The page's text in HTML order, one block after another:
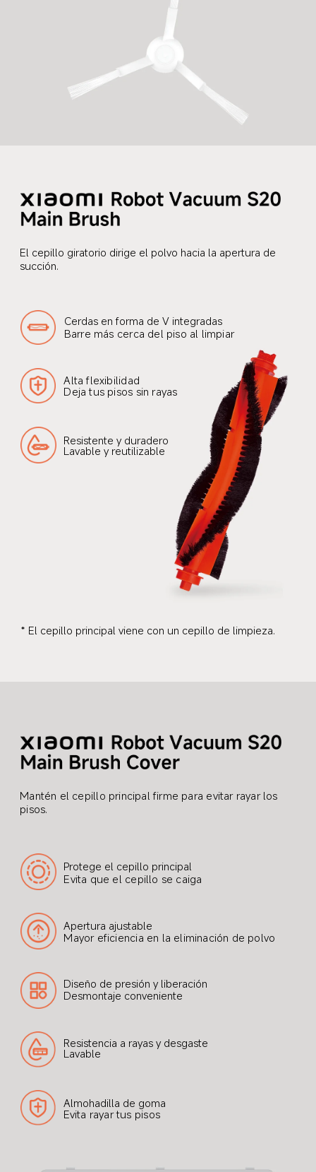
El cepillo giratorio dirige el polvo hacia la apertura de
succión.
* El cepillo principal viene con un cepillo de limpieza.
Cerdas en forma de V integradas
Barre más cerca del piso al limpiar
Alta flexibilidad
Deja tus pisos sin rayas
Resistente y duradero
Lavable y reutilizable
Mantén el cepillo principal firme para evitar rayar los
pisos.
Protege el cepillo principal
Evita que el cepillo se caiga
Apertura ajustable
Mayor eficiencia en la eliminación de polvo
Diseño de presión y liberación
Desmontaje conveniente
Resistencia a rayas y desgaste
Lavable
Almohadilla de goma
Evita rayar tus pisos